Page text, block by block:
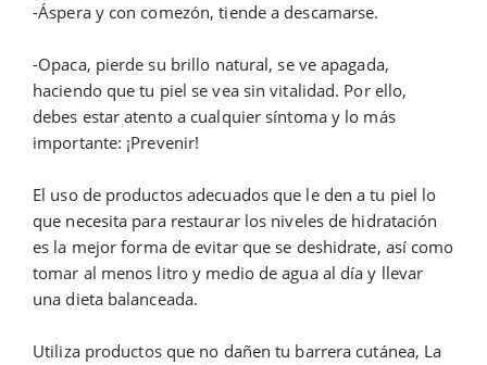
-Áspera y con comezón, tiende a descamarse.
-Opaca, pierde su brillo natural, se ve apagada,
haciendo que tu piel se vea sin vitalidad. Por ello,
debes estar atento a cualquier síntoma y lo más
importante: ¡Prevenir!
El uso de productos adecuados que le den a tu piel lo
que necesita para restaurar los niveles de hidratación
es la mejor forma de evitar que se deshidrate, así como
tomar al menos litro y medio de agua al día y llevar
una dieta balanceada.
Utiliza productos que no dañen tu barrera cutánea, La